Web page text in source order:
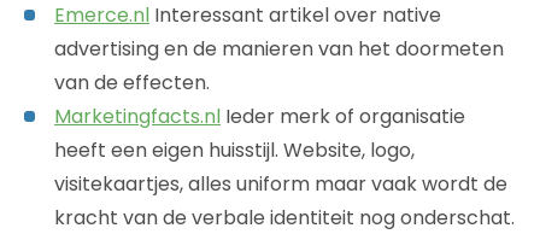
Emerce.nl Interessant artikel over native
advertising en de manieren van het doormeten
van de effecten.
Marketingfacts.nl Ieder merk of organisatie
heeft een eigen huisstijl. Website, logo,
visitekaartjes, alles uniform maar vaak wordt de
kracht van de verbale identiteit nog onderschat.